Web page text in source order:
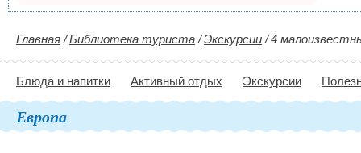
Главная /Библиотека туриста /Экскурсии /4
Блюда и напитки Активный отдых Экскурсии
Европа